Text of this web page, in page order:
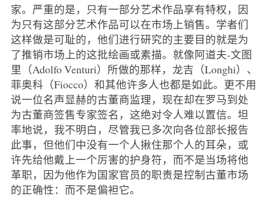
家。严重的是，只有一部分艺术作品享有特权，因
为只有这部分艺术作品可以在市场上销售。学者们
这样做是可耻的，他们进行研究的主要目的就是为
了推销市场上的这批绘画或素描。就像阿道夫-文图
里（Adolfo Venturi）所做的那样，龙吉（Longhi）、
菲奥科（Fiocco）和其他许多人也都是如此。更不用
说一位名声显赫的古董商监理，现在却在罗马到处
为古董商签售专家签名，这绝对令人难以置信。坦
率地说，我不明白，尽管我已多次向各位部长报告
此事，但他们中没有一个人揪住那个人的耳朵，或
许先给他戴上一个厉害的护身符，而不是当场将他
革职，因为他作为国家官员的职责是控制古董市场
的正确性：而不是偏袒它。